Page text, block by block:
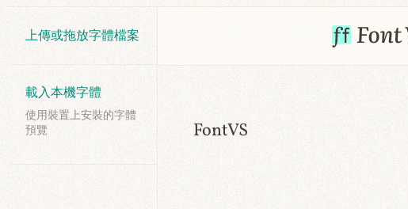
上傳或拖放字體檔案
載入本機字體
使用裝置上安裝的字體
預覽
FontVS